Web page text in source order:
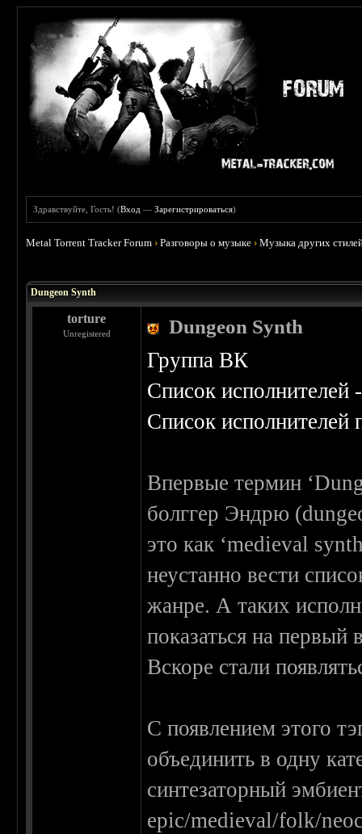
Здравствуйте, Гость! (Вход —Зарегистрироваться)
Metal Torrent Tracker Forum ›Разговоры о музыке ›Музыка других
Dungeon Synth
torture
Unregistered Dungeon Synth
Группа ВК
Список исполнителей
Список
Впервые термин
болггер Эндрю
это как ‘medieval
неустанно вести
жанре. А таких
показаться на
Вскоре стали
С появлением этого
объединить в одну
синтезаторный
epic/medieval/folk/